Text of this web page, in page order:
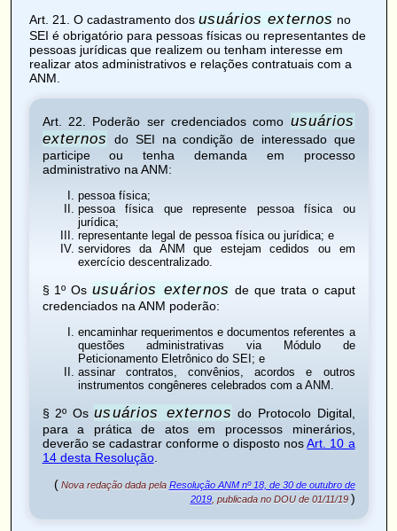
Art. 21 . O cadastramento dos usuários externos no
SEI é obrigatório para pessoas físicas ou representantes de
pessoas jurídicas que realizem ou tenham interesse em
realizar atos administrativos e relações contratuais com a
ANM.
Art. 22 . Poderão ser credenciados como usuários
externos do SEI na condição de interessado que
participe ou tenha demanda em processo
administrativo na ANM:
pessoa física;
pessoa física que represente pessoa física ou
jurídica;
representante legal de pessoa física ou jurídica; e
servidores da ANM que estejam cedidos ou em
exercício descentralizado.
§ 1º Osusuários externos de que trata o caput
credenciados na ANM poderão:
encaminhar requerimentos e documentos referentes a
questões administrativas via Módulo de
Peticionamento Eletrônico do SEI; e
assinar contratos, convênios, acordos e outros
instrumentos congêneres celebrados com a ANM.
§ 2º Osusuários externos do Protocolo Digital,
para a prática de atos em processos minerários,
deverão se cadastrar conforme o disposto nosArt. 10 a
14 desta Resolução.
( Nova redação dada pela Resolução ANM nº 18, de 30 de outubro de
2019, publicada no DOU de 01/11/19 )